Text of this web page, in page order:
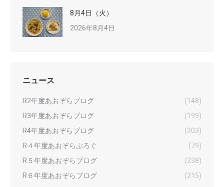
8月4日（火）
2026年8月4日
ニュース
R2年度あおぞらブログ
(148)
R3年度あおぞらブログ
(199)
R4年度あおぞらブログ
(203)
R４年度あおぞらぶろぐ
(79)
R５年度あおぞらブログ
(238)
R６年度あおぞらブログ
(215)